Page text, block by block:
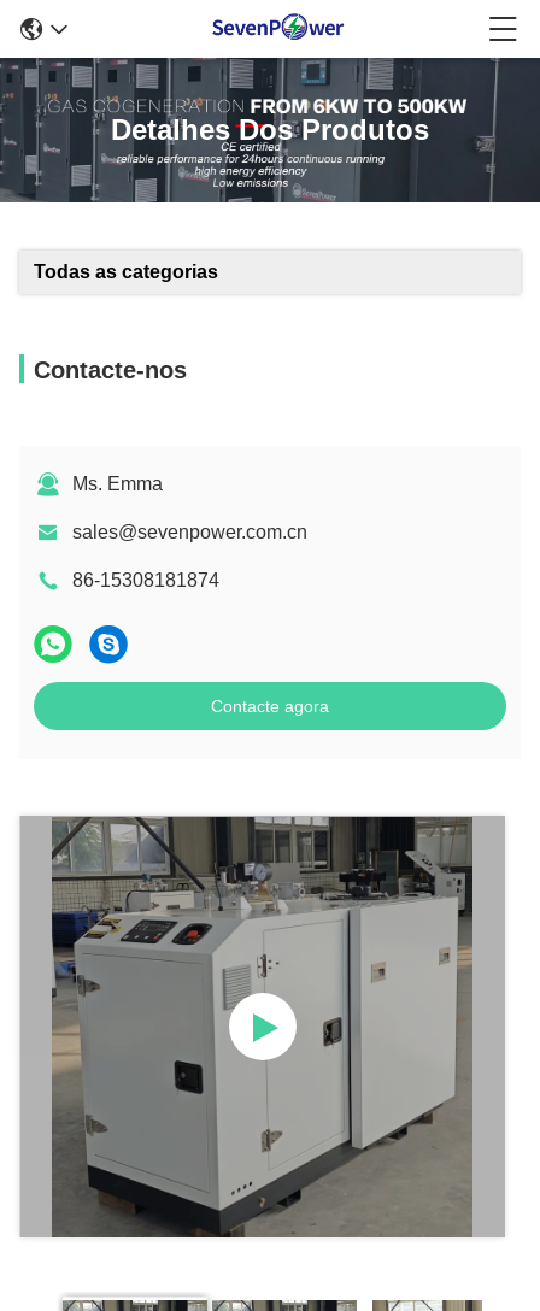
Detalhes Dos Produtos
Todas as categorias
Contacte-nos
Ms. Emma
sales@sevenpower.com.cn
86-15308181874
Contacte agora